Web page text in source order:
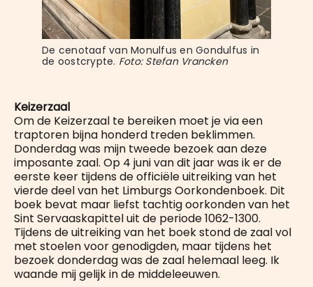
De cenotaaf van Monulfus en Gondulfus in
de oostcrypte. Foto: Stefan Vrancken
Keizerzaal
Om de Keizerzaal te bereiken moet je via een
traptoren bijna honderd treden beklimmen.
Donderdag was mijn tweede bezoek aan deze
imposante zaal. Op 4 juni van dit jaar was ik er de
eerste keer tijdens de officiële uitreiking van het
vierde deel van het Limburgs Oorkondenboek. Dit
boek bevat maar liefst tachtig oorkonden van het
Sint Servaaskapittel uit de periode 1062-1300.
Tijdens de uitreiking van het boek stond de zaal vol
met stoelen voor genodigden, maar tijdens het
bezoek donderdag was de zaal helemaal leeg. Ik
waande mij gelijk in de middeleeuwen.